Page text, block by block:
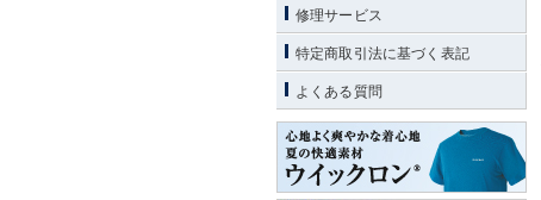
修理サービス
特定商取引法に基づく表記
よくある質問